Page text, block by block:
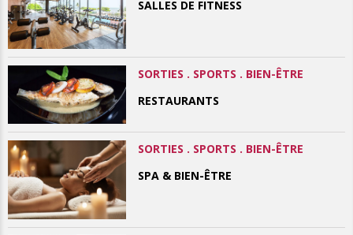
SALLES DE FITNESS
SORTIES . SPORTS . BIEN-ÊTRE
RESTAURANTS
SORTIES . SPORTS . BIEN-ÊTRE
SPA & BIEN-ÊTRE